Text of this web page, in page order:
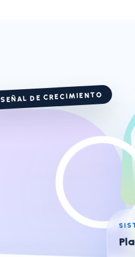
SEÑAL DE CRECIMIENTO